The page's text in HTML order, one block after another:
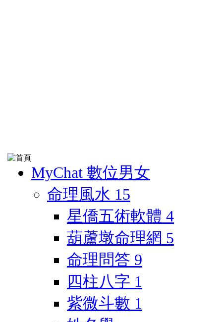
MyChat 數位男女
命理風水 15
星僑五術軟體 4
葫蘆墩命理網 5
命理問答 9
四柱八字 1
紫微斗數 1